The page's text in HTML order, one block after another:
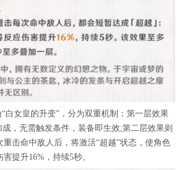
白女皇的升变”，分为双重机制：第一层效果
成，无需触发条件，装备即生效;第二层效果则
击命中敌人后，将激活“超越”状态，使角色
提升16%，持续5秒。